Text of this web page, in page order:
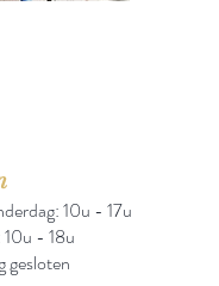
10u - 17u
10u - 18u
gesloten